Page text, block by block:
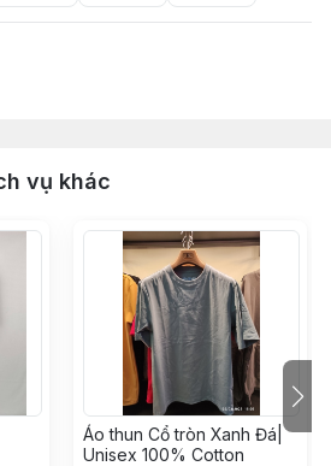
vụ khác
Áo thun Cổ tròn Xanh Đá|
Unisex 100% Cotton